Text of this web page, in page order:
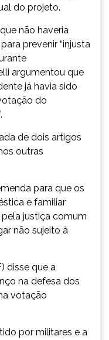
do projeto.
não haveria
prevenir “injusta
argumentou que
já havia sido
do
de dois artigos
outras
para que os
e familiar
justiça comum
não sujeito à
disse que a
na defesa dos
votação
por militares e a